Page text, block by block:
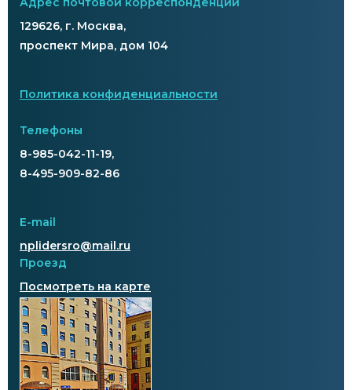
129626, г. Москва,
проспект Мира, дом 104
Политика конфиденциальности
Телефоны
8-985-042-11-19,
8-495-909-82-86
E-mail
nplidersro@mail.ru
Проезд
Посмотреть на карте